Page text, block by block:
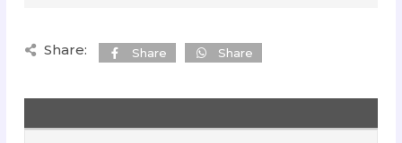
Share: Share Share